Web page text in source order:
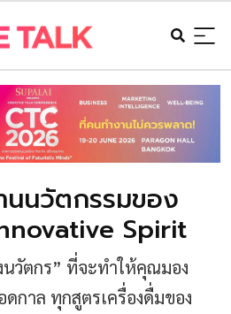
นนวัตกรรมของ
Spirit
นวัตกร” ที่จะทำให้คุณมอง
กาล ทุกสูตรเครื่องดื่มของ